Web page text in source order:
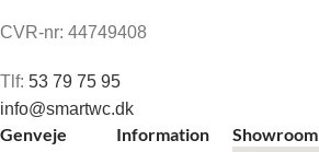
CVR-nr: 44749408
Tlf: 53 79 75 95
info@smartwc.dk
Genveje Information Showroom